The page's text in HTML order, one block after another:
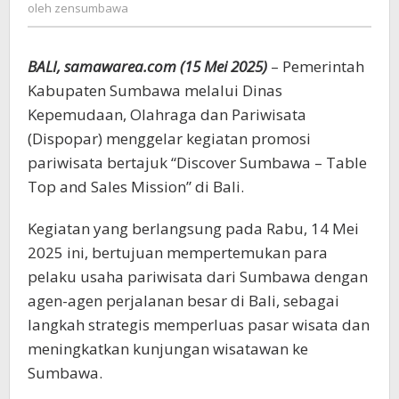
dan
Paus
Jadi
Daya
Tarik
Utama
zensumbawa
oleh zensumbawa
BALI, samawarea.com (15 Mei 2025) – Pemerintah
Kabupaten Sumbawa melalui Dinas
Kepemudaan, Olahraga dan Pariwisata
(Dispopar) menggelar kegiatan promosi
pariwisata bertajuk “Discover Sumbawa – Table
Top and Sales Mission” di Bali.
Kegiatan yang berlangsung pada Rabu, 14 Mei
2025 ini, bertujuan mempertemukan para
pelaku usaha pariwisata dari Sumbawa dengan
agen-agen perjalanan besar di Bali, sebagai
langkah strategis memperluas pasar wisata dan
meningkatkan kunjungan wisatawan ke
Sumbawa.